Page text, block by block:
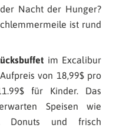
Nacht der Hunger?
ist rund
im Excalibur
von 18,99$ pro
für Kinder. Das
Speisen wie
Donuts und frisch